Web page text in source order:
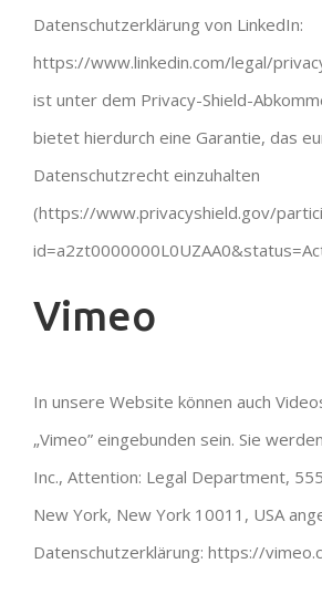
Datenschutzerklärung von LinkedIn:
https://www.linkedin.com/legal/
ist unter dem Privacy-Shield-
bietet hierdurch eine Garantie, das
Datenschutzrecht einzuhalten
(https://www.privacyshield.gov/
Vimeo
In unsere Website können auch
„Vimeo” eingebunden sein. Sie
Inc., Attention: Legal Department,
New York, New York 10011, USA
Datenschutzerklärung: https://